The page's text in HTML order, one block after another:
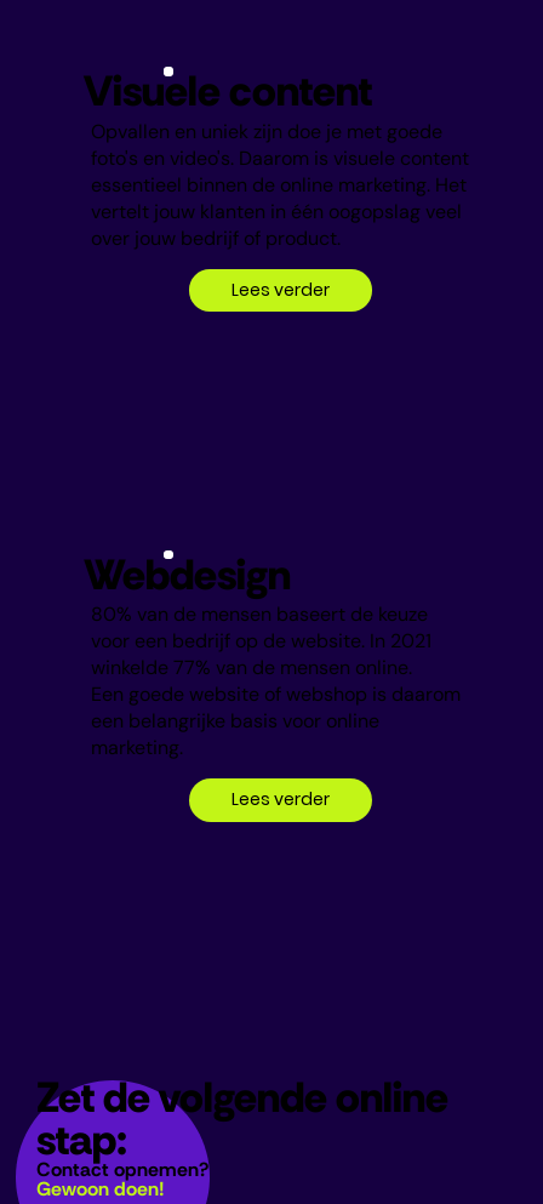
Visuele content
Opvallen en uniek zijn doe je met goede
foto's en video's. Daarom is visuele content
essentieel binnen de online marketing. Het
vertelt jouw klanten in één oogopslag veel
over jouw bedrijf of product.
Lees verder
Webdesign
80% van de mensen baseert de keuze
voor een bedrijf op de website. In 2021
winkelde 77% van de mensen online.
Een goede website of webshop is daarom
een belangrijke basis voor online
marketing.
Lees verder
Zet de volgende online
stap:
Contact opnemen?
Gewoon doen!